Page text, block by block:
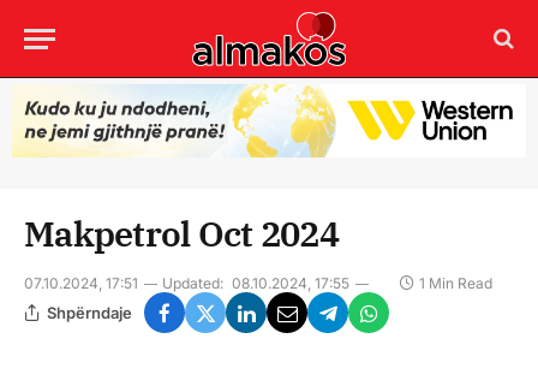
Makpetrol Oct 2024
07.10.2024, 17:51 Updated: 08.10.2024, 17:55 1 Min Read
Shpërndaje